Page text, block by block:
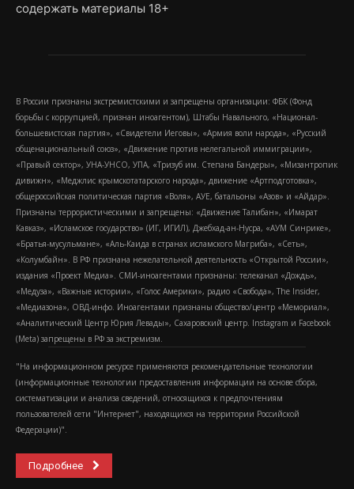
содержать материалы 18+
В России признаны экстремистскими и запрещены организации: ФБК (Фонд
борьбы с коррупцией, признан иноагентом), Штабы Навального, «Национал-
большевистская партия», «Свидетели Иеговы», «Армия воли народа», «Русский
общенациональный союз», «Движение против нелегальной иммиграции»,
«Правый сектор», УНА-УНСО, УПА, «Тризуб им. Степана Бандеры», «Мизантропик
дивижн», «Меджлис крымскотатарского народа», движение «Артподготовка»,
общероссийская политическая партия «Воля», АУЕ, батальоны «Азов» и «Айдар».
Признаны террористическими и запрещены: «Движение Талибан», «Имарат
Кавказ», «Исламское государство» (ИГ, ИГИЛ), Джебхад-ан-Нусра, «АУМ Синрике»,
«Братья-мусульмане», «Аль-Каида в странах исламского Магриба», «Сеть»,
«Колумбайн». В РФ признана нежелательной деятельность «Открытой России»,
издания «Проект Медиа». СМИ-иноагентами признаны: телеканал «Дождь»,
«Медуза», «Важные истории», «Голос Америки», радио «Свобода», The Insider,
«Медиазона», ОВД-инфо. Иноагентами признаны общество/центр «Мемориал»,
«Аналитический Центр Юрия Левады», Сахаровский центр. Instagram и Facebook
(Metа) запрещены в РФ за экстремизм.
"На информационном ресурсе применяются рекомендательные технологии
(информационные технологии предоставления информации на основе сбора,
систематизации и анализа сведений, относящихся к предпочтениям
пользователей сети "Интернет", находящихся на территории Российской
Федерации)".
Подробнее